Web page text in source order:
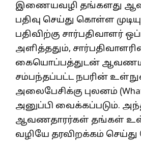
இணையவழி தங்களது
பதிவு செய்து கொள்ள
பதிவிற்கு சார்பதிவாளர்
அளித்ததும்,
கையொப்பத்துடன்
சம்பந்தப்பட்ட நபரின்
அலைபேசிக்கு புலனம்
அனுப்பி வைக்கப்படும்.
ஆவணதாரர்கள் தங்கள்
வழியே தரவிறக்கம்